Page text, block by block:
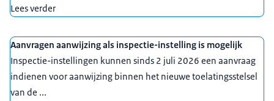
Lees verder
Aanvragen aanwijzing als inspectie-instelling is mogelijk
Inspectie-instellingen kunnen sinds 2 juli 2026 een aanvraag
indienen voor aanwijzing binnen het nieuwe toelatingsstelsel
van de ...